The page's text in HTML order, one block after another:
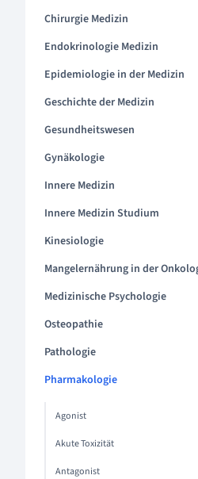
Chirurgie Medizin
Endokrinologie Medizin
Epidemiologie in der Medizin
Geschichte der Medizin
Gesundheitswesen
Gynäkologie
Innere Medizin
Innere Medizin Studium
Kinesiologie
Mangelernährung in der
Medizinische Psychologie
Osteopathie
Pathologie
Pharmakologie
Agonist
Akute Toxizität
Antagonist